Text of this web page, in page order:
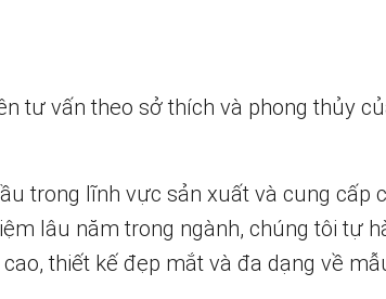
tư vấn theo sở thích và phong thủy
trong lĩnh vực sản xuất và cung cấp
lâu năm trong ngành, chúng tôi tự
thiết kế đẹp mắt và đa dạng về